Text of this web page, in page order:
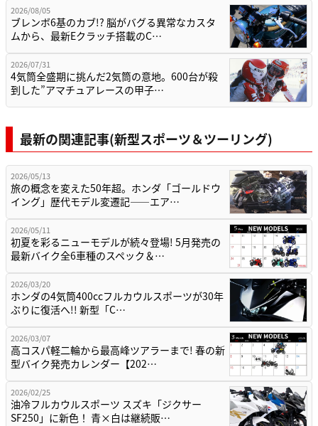
2026/08/05
ブレンボ6基のカブ!? 脳がバグる異常なカスタ
ムから、最新Eクラッチ搭載のC…
2026/07/31
4気筒全盛期に挑んだ2気筒の意地。600台が殺
到した”アマチュアレースの甲子…
最新の関連記事(新型スポーツ＆ツーリング)
2026/05/13
旅の概念を変えた50年超。ホンダ「ゴールドウ
イング」歴代モデル変遷記——エア…
2026/05/11
初夏を彩るニューモデルが続々登場! 5月発売の
最新バイク全6車種のスペック＆…
2026/03/20
ホンダの4気筒400ccフルカウルスポーツが30年
ぶりに復活へ!! 新型「C…
2026/03/07
高コスパ軽二輪から最高峰ツアラーまで! 春の新
型バイク発売カレンダー【202…
2026/02/25
油冷フルカウルスポーツ スズキ「ジクサー
SF250」に新色！ 青×白は継続販…